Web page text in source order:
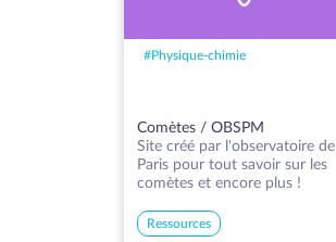
#Physique-chimie
Comètes / OBSPM
Site créé par l'observatoire de
Paris pour tout savoir sur les
comètes et encore plus !
Ressources